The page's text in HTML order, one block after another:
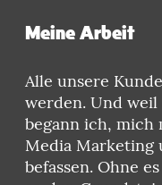
Meine Arbeit
Alle unsere
werden. Und weil
begann ich, mich
Media
befassen. Ohne